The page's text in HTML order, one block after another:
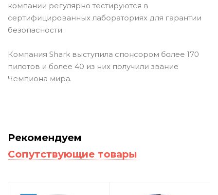
компании регулярно тестируются в
сертифицированных лабораториях для гарантии
безопасности.
Компания Shark выступила спонсором более 170
пилотов и более 40 из них получили звание
Чемпиона мира.
Рекомендуем
Сопутствующие товары